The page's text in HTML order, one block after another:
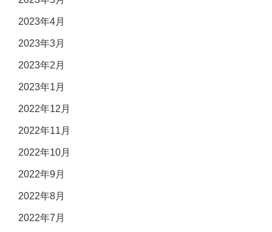
2023年4月
2023年3月
2023年2月
2023年1月
2022年12月
2022年11月
2022年10月
2022年9月
2022年8月
2022年7月